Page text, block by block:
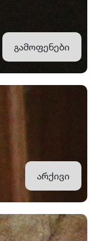
გამოფენები
არქივი